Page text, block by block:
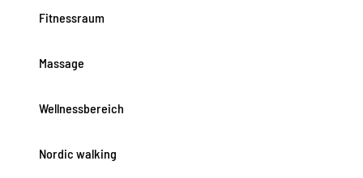
Fitnessraum
Massage
Wellnessbereich
Nordic walking